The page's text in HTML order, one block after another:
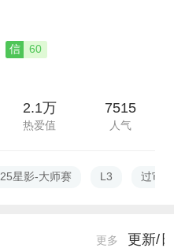
信
60
2.1万
热爱值
7515
人气
25星影-大师赛 L3 过审
更多 更新/